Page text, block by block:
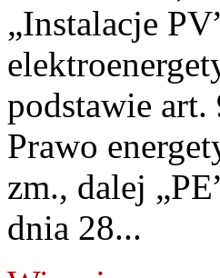
„Instalacje
podstawie
Prawo
zm., dalej
dnia 28...